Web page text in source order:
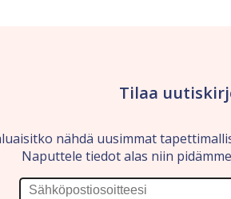
Tilaa
nähdä uusimmat
Naputtele tiedot alas niin